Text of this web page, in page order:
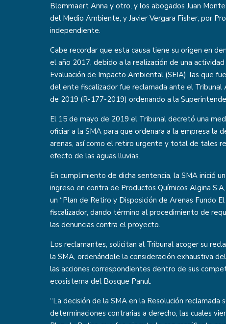
Blommaert Anna y otro, y los abogados Juan
del Medio Ambiente, y Javier Vergara Fisher, por
independiente.
Cabe recordar que esta causa tiene su origen en
el año 2017, debido a la realización de una
Evaluación de Impacto Ambiental (SEIA), las que
del ente fiscalizador fue reclamada ante el
de 2019 (R-177-2019) ordenando a la
El 15 de mayo de 2019 el Tribunal decretó una
oficiar a la SMA para que ordenara a la empresa la
arenas, así como el retiro urgente y total de tales
efecto de las aguas lluvias.
En cumplimiento de dicha sentencia, la SMA inició
ingreso en contra de Productos Químicos Algina
un “Plan de Retiro y Disposición de Arenas Fundo
fiscalizador, dando término al procedimiento de
las denuncias contra el proyecto.
Los reclamantes, solicitan al Tribunal acoger su
la SMA, ordenándole la consideración exhaustiva
las acciones correspondientes dentro de sus
ecosistema del Bosque Panul.
“La decisión de la SMA en la Resolución reclamada
determinaciones contrarias a derecho, las cuales